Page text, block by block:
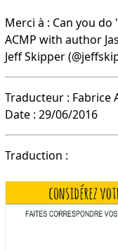
Merci à : Can you do
ACMP with author
Jeff Skipper
Traducteur : Fabrice
Date : 29/06/2016
Traduction :